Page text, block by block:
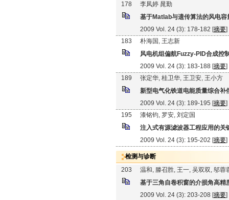
178
李凤婷 晁勤
基于Matlab与遗传算法的风电容
2009 Vol. 24 (3): 178-182 [摘要]
183
朴海国, 王志新
风电机组偏航Fuzzy-PID合成控
2009 Vol. 24 (3): 183-188 [摘要]
189
张定华, 桂卫华, 王卫安, 王小方
新型电气化铁道电能质量综合补
2009 Vol. 24 (3): 189-195 [摘要]
195
漆铭钧, 罗安, 刘定国
注入式有源滤波器工程应用的关
2009 Vol. 24 (3): 195-202 [摘要]
检测与诊断
203
温和, 滕召胜, 王一, 吴双双, 邬蓉
基于三角自卷积窗的介损角高精
2009 Vol. 24 (3): 203-208 [摘要]